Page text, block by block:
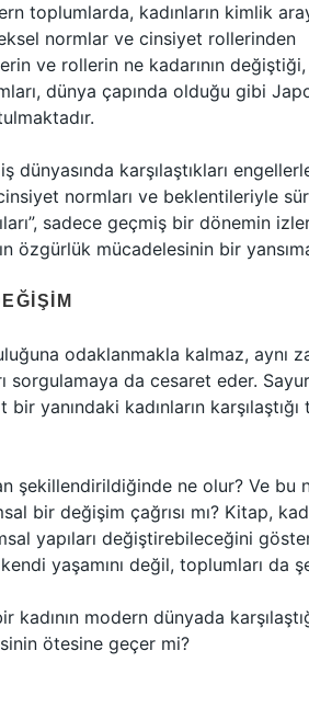
toplumlarda, kadınların kimlik
normlar ve cinsiyet rollerinden
ve rollerin ne kadarının
dünya çapında olduğu gibi
dünyasında karşılaştıkları
normları ve beklentileriyle
sadece geçmiş bir dönemin
özgürlük mücadelesinin bir
odaklanmakla kalmaz, aynı
da cesaret eder.
yanındaki kadınların
şekillendirildiğinde ne olur? Ve bu
bir değişim çağrısı mı? Kitap,
yapıları değiştirebileceğini
yaşamını değil, toplumları da
modern dünyada
ötesine geçer mi?